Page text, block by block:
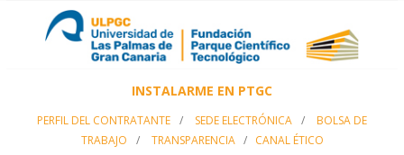
INSTALARME EN PTGC
PERFIL DEL CONTRATANTE / SEDE ELECTRÓNICA /
BOLSA DE
TRABAJO
/ TRANSPARENCIA/ CANAL ÉTICO